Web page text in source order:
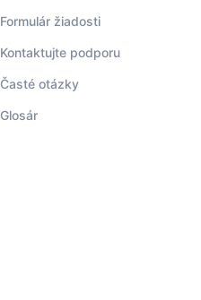
Formulár žiadosti
Kontaktujte podporu
Časté otázky
Glosár